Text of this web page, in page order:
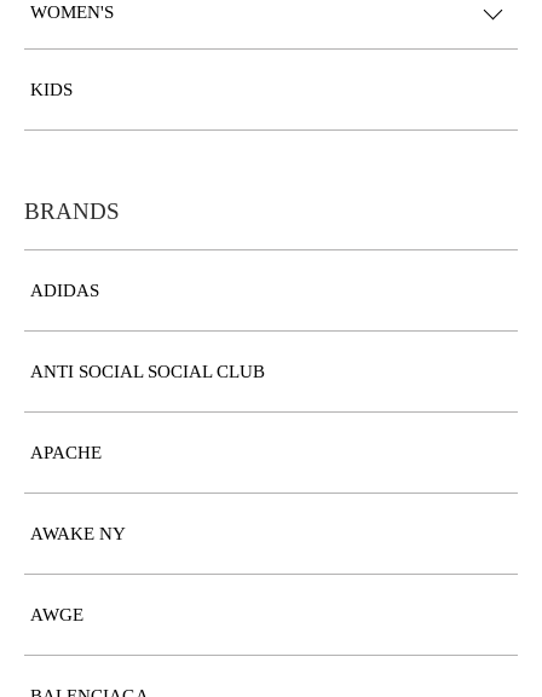
WOMEN'S
KIDS
BRANDS
ADIDAS
ANTI SOCIAL SOCIAL CLUB
APACHE
AWAKE NY
AWGE